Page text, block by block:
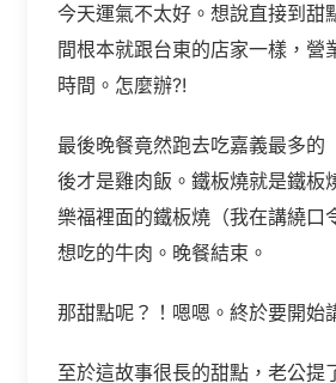
今天運氣不太好。想說直接到
間根本就跟台東的店家一樣，
時間。怎麼辦?!
最後晚餐竟然跑去吃嘉義最多
後才是雞肉飯。鐵板燒就是鐵板
樂福裡面的鐵板燒（我在講繞口
想吃的牛肉。晚餐結束。
那甜點呢？！嗯嗯。終於要開始
至於這故事很長的甜點，老公